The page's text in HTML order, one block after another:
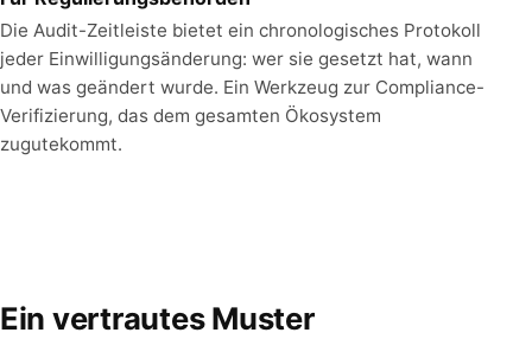
Die Audit-Zeitleiste bietet ein chronologisches Protokoll
jeder Einwilligungsänderung: wer sie gesetzt hat, wann
und was geändert wurde. Ein Werkzeug zur Compliance-
Verifizierung, das dem gesamten Ökosystem
zugutekommt.
Ein vertrautes Muster